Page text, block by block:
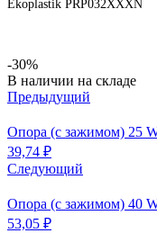
Ekoplastik PRP032XXXN
-30%
Availability:
В наличии на складе
Предыдущий
Опора (с зажимом) 25
Первоначальная
цена
составляла
56,77 ₽.
39,74 ₽Текущая
цена:
Следующий
Опора (с зажимом) 40
Первоначальная
53,05 ₽Текущая